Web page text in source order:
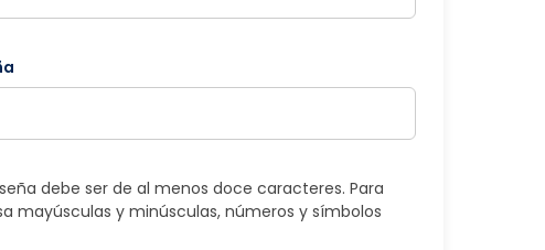
debe ser de al menos doce caracteres. Para
mayúsculas y minúsculas, números y símbolos